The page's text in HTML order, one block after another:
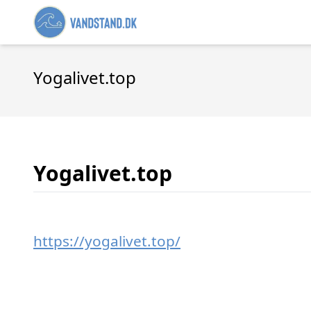
Yogalivet.top
Yogalivet.top
https://yogalivet.top/